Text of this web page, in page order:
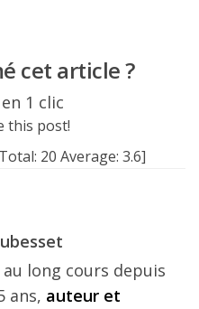
cet article ?
1 clic
this post!
20 Average: 3.6]
long cours depuis
ans, auteur et